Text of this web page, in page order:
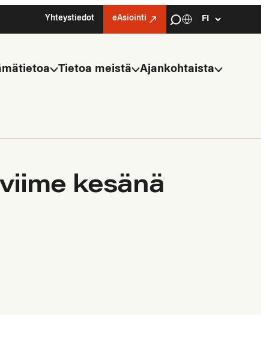
Yhteystiedot eAsiointi
Haku
Kielivalinta
Select
Tietoa meistä Ajankohtaista
kesänä